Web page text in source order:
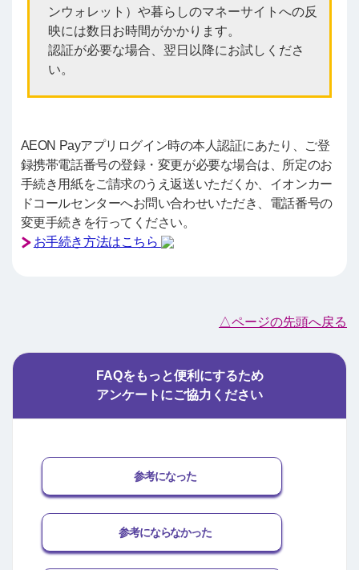
ンウォレット）や暮らしのマネーサイトへの反
映には数日お時間がかかります。
認証が必要な場合、翌日以降にお試しくださ
い。
AEON Payアプリログイン時の本人認証にあたり、ご登
録携帯電話番号の登録・変更が必要な場合は、所定のお
手続き用紙をご請求のうえ返送いただくか、イオンカー
ドコールセンターへお問い合わせいただき、電話番号の
変更手続きを行ってください。
お手続き方法はこちら
△ページの先頭へ戻る
FAQをもっと便利にするため
アンケートにご協力ください
参考になった
参考にならなかった